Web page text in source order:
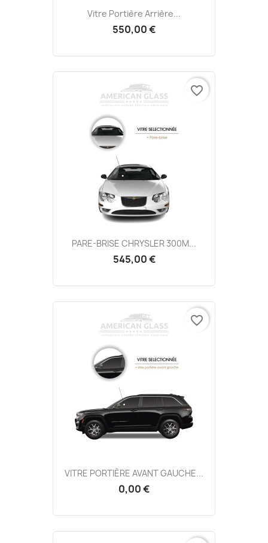
Vitre Portière Arrière...
550,00 €
PARE-BRISE CHRYSLER 300M...
545,00 €
favorite_border
VITRE PORTIÈRE AVANT GAUCHE...
0,00 €
favorite_border